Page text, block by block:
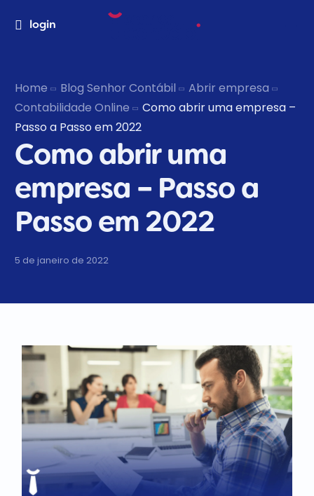
login
Home Blog Senhor Contábil
Abrir empresa
Contabilidade Online
Como abrir uma empresa –
Passo a Passo em 2022
Como abrir uma
empresa – Passo a
Passo em 2022
5 de janeiro de 2022